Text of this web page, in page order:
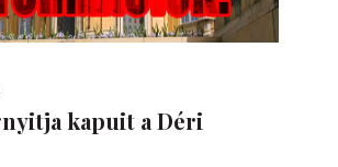
kapuit a Déri